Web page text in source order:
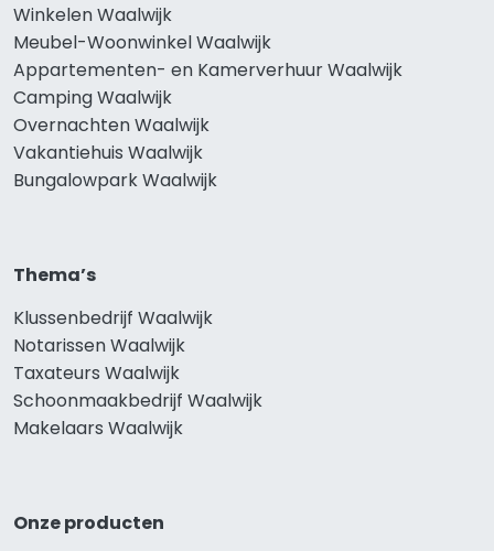
Winkelen Waalwijk
Meubel-Woonwinkel Waalwijk
Appartementen- en Kamerverhuur Waalwijk
Camping Waalwijk
Overnachten Waalwijk
Vakantiehuis Waalwijk
Bungalowpark Waalwijk
Thema’s
Klussenbedrijf Waalwijk
Notarissen Waalwijk
Taxateurs Waalwijk
Schoonmaakbedrijf Waalwijk
Makelaars Waalwijk
Onze producten